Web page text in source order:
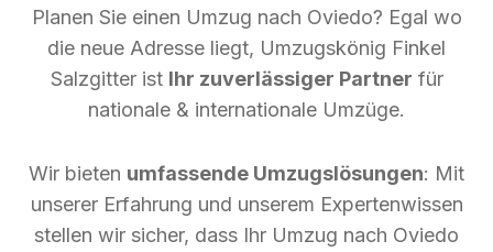
Planen Sie einen Umzug nach Oviedo? Egal wo
die neue Adresse liegt, Umzugskönig Finkel
Salzgitter ist Ihr zuverlässiger Partner für
nationale & internationale Umzüge.
Wir bieten umfassende Umzugslösungen: Mit
unserer Erfahrung und unserem Expertenwissen
stellen wir sicher, dass Ihr Umzug nach Oviedo